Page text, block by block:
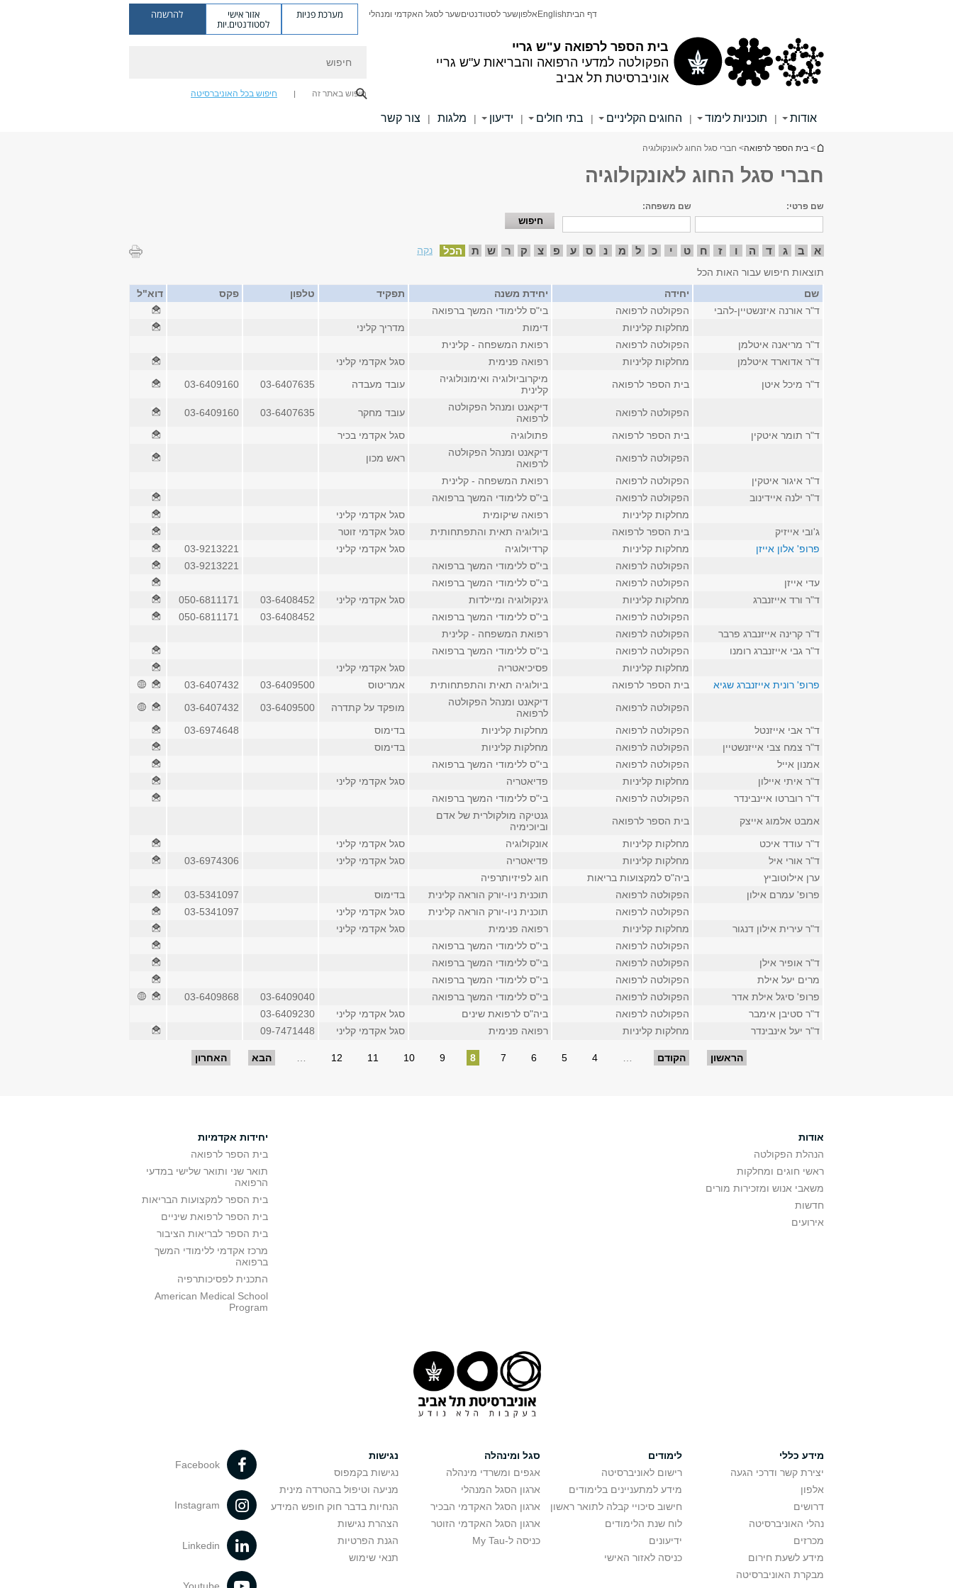
בית הספר לרפואה ע"ש גריי
הפקולטה למדעי הרפואה והבריאות ע"ש גריי
אוניברסיטת תל אביב
דף הביתEnglish אלפוןשער לסטודנטיםשער לסגל האקדמי ומנהלי מערכת פניות אזור אישי
לסטודנטים.יות
להרשמה
חיפוש באתר זה חיפוש בכל האוניברסיטה
אודות | תוכניות לימוד | החוגים הקליניים | בתי חולים | ידיעון | מלגות | צור קשר
הינך נמצא כאן
> בית הספר לרפואה> חברי סגל החוג לאונקולוגיה
חברי סגל החוג לאונקולוגיה
שם פרטי: שם משפחה:
א ב ג ד ה ו ז ח ט י כ ל מ נ ס ע פ צ ק ר ש ת הכל
נקה
תוצאות חיפוש עבור האות הכל
שם
יחידה יחידת משנה תפקיד טלפון פקס
דוא"ל
ד"ר אורנה איזנשטיין-להבי
הפקולטה לרפואה
בי"ס ללימודי המשך ברפואה
מחלקות קליניות
דימות
מדריך קליני
ד"ר מריאנה איטלמן
הפקולטה לרפואה
רפואת המשפחה - קלינית
ד"ר אדוארד איטלמן
מחלקות קליניות רפואה פנימית
סגל אקדמי קליני
ד"ר מיכל איטן
בית הספר לרפואה
מיקרוביולוגיה ואימונולוגיה
קלינית
עובד מעבדה 03-6407635
03-6409160
הפקולטה לרפואה
דיקאנט ומנהל הפקולטה
לרפואה
עובד מחקר 03-6407635
03-6409160
ד"ר תומר איטקין
בית הספר לרפואה פתולוגיה
סגל אקדמי בכיר
הפקולטה לרפואה
דיקאנט ומנהל הפקולטה
לרפואה
ראש מכון
ד"ר איגור איטקין
הפקולטה לרפואה
רפואת המשפחה - קלינית
ד"ר ילנה איידינוב
הפקולטה לרפואה
בי"ס ללימודי המשך ברפואה
מחלקות קליניות
רפואה שיקומית
סגל אקדמי קליני
ג'ובי אייזיק
בית הספר לרפואה ביולוגיה תאית והתפתחותית
סגל אקדמי זוטר
פרופ' אלון אייזן
מחלקות קליניות קרדיולוגיה סגל אקדמי קליני
03-9213221
הפקולטה לרפואה
בי"ס ללימודי המשך ברפואה
03-9213221
עדי אייזן
הפקולטה לרפואה
בי"ס ללימודי המשך ברפואה
ד"ר ורד אייזנברג
מחלקות קליניות גינקולוגיה ומיילדות סגל אקדמי קליני 03-6408452
050-6811171
הפקולטה לרפואה
בי"ס ללימודי המשך ברפואה 03-6408452
050-6811171
ד"ר קרינה אייזנברג פרבר
הפקולטה לרפואה
רפואת המשפחה - קלינית
ד"ר גבי אייזנברג רומנו
הפקולטה לרפואה
בי"ס ללימודי המשך ברפואה
מחלקות קליניות
פסיכיאטריה
סגל אקדמי קליני
פרופ' רונית אייזנברג שגיא
בית הספר לרפואה ביולוגיה תאית והתפתחותית אמריטוס 03-6409500
03-6407432
הפקולטה לרפואה
דיקאנט ומנהל הפקולטה
לרפואה
מופקד על קתדרה 03-6409500
03-6407432
ד"ר אבי אייזנטל
הפקולטה לרפואה מחלקות קליניות בדימוס
03-6974648
ד"ר צמח צבי אייזנשטיין
הפקולטה לרפואה מחלקות קליניות
בדימוס
אמנון אייל
הפקולטה לרפואה
בי"ס ללימודי המשך ברפואה
ד"ר איתי איילון
מחלקות קליניות פדיאטריה
סגל אקדמי קליני
ד"ר רוברטו איינבינדר
הפקולטה לרפואה
בי"ס ללימודי המשך ברפואה
אמבט אלמוג אייצק
בית הספר לרפואה
גנטיקה מולקולרית של אדם
וביוכימיה
ד"ר עודד איכט
מחלקות קליניות אונקולוגיה
סגל אקדמי קליני
ד"ר אורי איל
מחלקות קליניות פדיאטריה סגל אקדמי קליני
03-6974306
ערן אילוטוביץ
ביה"ס למקצועות בריאות
חוג לפיזיותרפיה
פרופ' עמרם אילון
הפקולטה לרפואה תוכנית ניו-יורק הוראה קלינית בדימוס
03-5341097
הפקולטה לרפואה
תוכנית ניו-יורק הוראה קלינית סגל אקדמי קליני
03-5341097
ד"ר עירית אילון דנגור
מחלקות קליניות רפואה פנימית
סגל אקדמי קליני
הפקולטה לרפואה
בי"ס ללימודי המשך ברפואה
ד"ר אופיר אילן
הפקולטה לרפואה
בי"ס ללימודי המשך ברפואה
מרים יעל אילת
הפקולטה לרפואה
בי"ס ללימודי המשך ברפואה
פרופ' סיגל אילת אדר
הפקולטה לרפואה בי"ס ללימודי המשך ברפואה 03-6409040
03-6409868
ד"ר סטיבן אימבר
הפקולטה לרפואה ביה"ס לרפואת שינים סגל אקדמי קליני
03-6409230
ד"ר יעל אינבינדר
מחלקות קליניות רפואה פנימית סגל אקדמי קליני 09-7471448
הראשון הקודם 4
5
6
7
8
9
10
11
12 הבא האחרון
אודות
הנהלת הפקולטה
ראשי חוגים ומחלקות
משאבי אנוש ומזכירות מורים
חדשות
אירועים
יחידות אקדמיות
בית הספר לרפואה
תואר שני ותואר שלישי במדעי
הרפואה
בית הספר למקצועות הבריאות
בית הספר לרפואת שיניים
בית הספר לבריאות הציבור
מרכז אקדמי ללימודי המשך
ברפואה
התכנית לפסיכותרפיה
American Medical School
Program
מידע כללי
יצירת קשר ודרכי הגעה
אלפון
דרושים
נהלי האוניברסיטה
מכרזים
מידע לשעת חירום
מבקרת האוניברסיטה
לימודים
רישום לאוניברסיטה
מידע למתעניינים בלימודים
חישוב סיכויי קבלה לתואר ראשון
לוח שנת הלימודים
ידיעונים
כניסה לאזור האישי
סגל ומינהלה
אגפים ומשרדי מינהלה
ארגון הסגל המנהלי
ארגון הסגל האקדמי הבכיר
ארגון הסגל האקדמי הזוטר
כניסה ל-My Tau
נגישות
נגישות בקמפוס
מניעה וטיפול בהטרדה מינית
הנחיות בדבר חוק חופש המידע
הצהרת נגישות
הגנת הפרטיות
תנאי שימוש
Facebook
Instagram
Linkedin
Youtube